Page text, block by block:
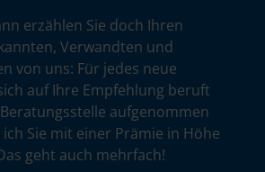
erzählen Sie doch Ihren
Verwandten und
von uns: Für jedes neue
auf Ihre Empfehlung beruft
aufgenommen
Sie mit einer Prämie in Höhe
geht auch mehrfach!